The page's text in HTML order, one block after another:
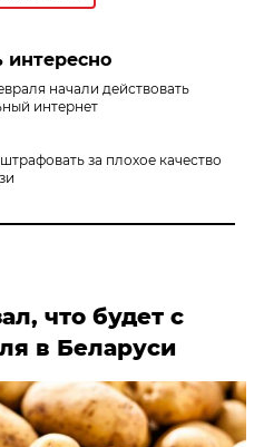
начали действовать
интернет
за плохое качество
что будет с
в Беларуси